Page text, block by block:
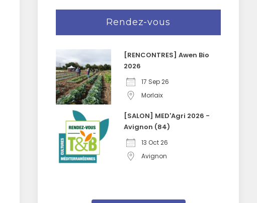
Rendez-vous
[RENCONTRES] Awen Bio
2026
17 Sep 26
Morlaix
[SALON] MED'Agri 2026 -
Avignon (84)
13 Oct 26
Avignon